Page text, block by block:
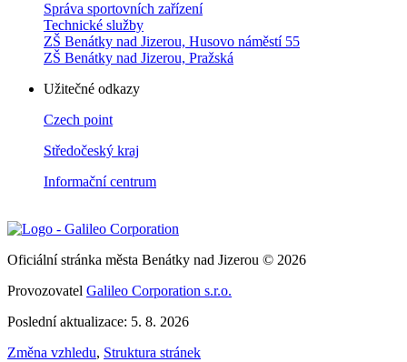
Správa sportovních zařízení
Technické služby
ZŠ Benátky nad Jizerou, Husovo náměstí 55
ZŠ Benátky nad Jizerou, Pražská
Užitečné odkazy
Czech point
Středočeský kraj
Informační centrum
Oficiální stránka města Benátky nad Jizerou © 2026
Provozovatel Galileo Corporation s.r.o.
Poslední aktualizace: 5. 8. 2026
Změna vzhledu, Struktura stránek